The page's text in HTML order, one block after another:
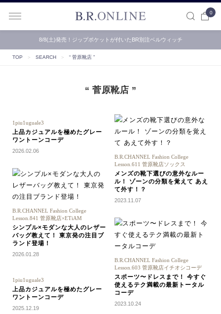
0
8/8(土)発売！ジップポケットが付いたBR別注ベルウィッチ
TOP ＞ SEARCH ＞ “ 菅原靴店 ”
“ 菅原靴店 ”
1piu1uguale3
上品カジュアルを極めたグレー
ワントーンコーデ
2026.02.06
B.R.CHANNEL Fashion College
Lesson.841 菅原靴店×ETiAM
シンプル×モダンな大人のレザー
バッグ教えて！ 東京発の注目ブ
ランド登場！
2026.01.28
1piu1uguale3
上品カジュアルを極めたグレー
ワントーンコーデ
2025.12.19
B.R.CHANNEL Fashion College
Lesson.611 菅原靴店ソックス
メンズの靴下選びの意外なルー
ル！ ゾーンの分類を覚えて あえ
て外す！？
2023.11.07
B.R.CHANNEL Fashion College
Lesson.603 菅原靴店イチオシコーデ
スポーツ〜ドレスまで！ 今すぐ
使えるテク満載の最新トータル
コーデ
2023.10.24